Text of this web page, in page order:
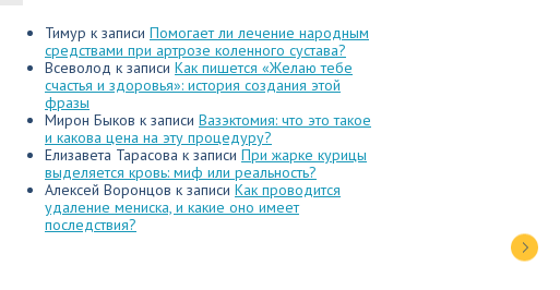
Тимур к записи Помогает ли лечение народным
средствами при артрозе коленного сустава?
Всеволод к записи Как пишется «Желаю тебе
счастья и здоровья»: история создания этой
фразы
Мирон Быков к записи Вазэктомия: что это такое
и какова цена на эту процедуру?
Елизавета Тарасова к записи При жарке курицы
выделяется кровь: миф или реальность?
Алексей Воронцов к записи Как проводится
удаление мениска, и какие оно имеет
последствия?